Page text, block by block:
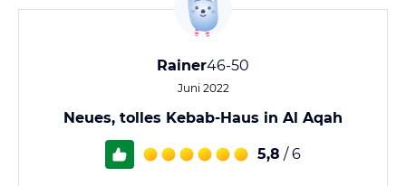
Rainer46-50
Juni 2022
Neues, tolles Kebab-Haus in Al Aqah
5,8 / 6